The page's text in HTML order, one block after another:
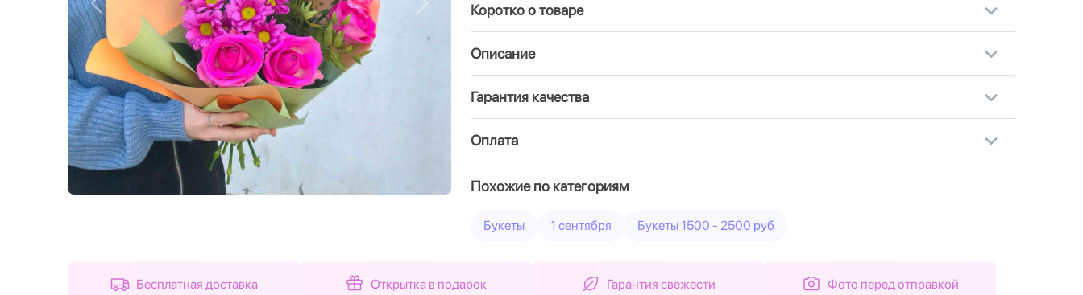
Назад Вперед Коротко о товаре
Описание
Гарантия качества
Оплата
Похожие по категориям
Букеты 1 сентября Букеты 1500 - 2500 руб
Бесплатная доставка Открытка в подарок Гарантия свежести Фото перед отправкой